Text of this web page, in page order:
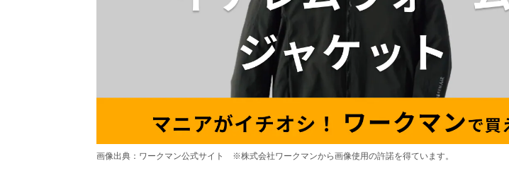
画像出典：ワークマン公式サイト ※株式会社ワークマンから画像使用の許諾を得ています。